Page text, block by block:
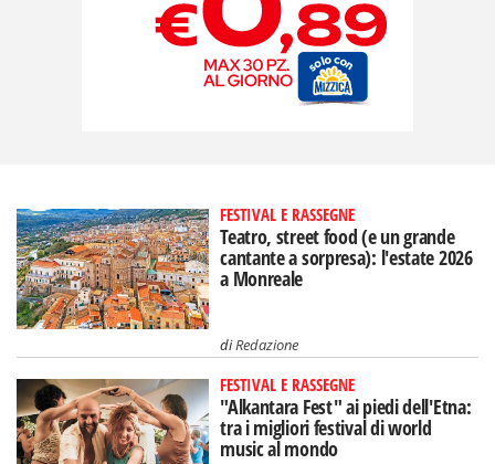
FESTIVAL E RASSEGNE
Teatro, street food (e un grande
cantante a sorpresa): l'estate 2026
a Monreale
diRedazione
FESTIVAL E RASSEGNE
"Alkantara Fest" ai piedi dell'Etna:
tra i migliori festival di world
music al mondo